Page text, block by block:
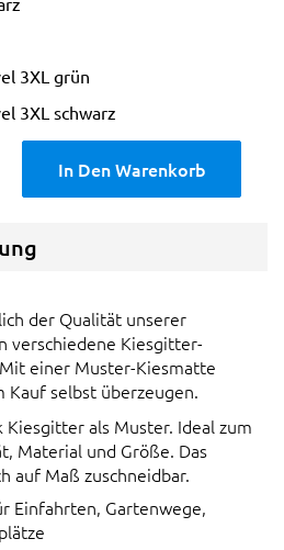
3XL grün
3XL schwarz
In Den Warenkorb
der Qualität unserer
verschiedene Kiesgitter-
einer Muster-Kiesmatte
Kauf selbst überzeugen.
Kiesgitter als Muster. Ideal zum
Material und Größe. Das
auf Maß zuschneidbar.
Einfahrten, Gartenwege,